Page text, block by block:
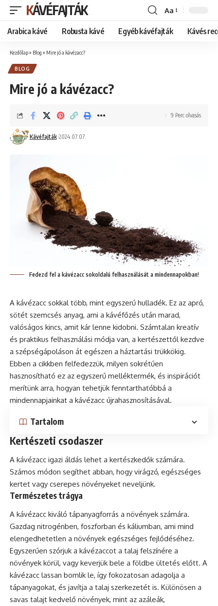
KÁVÉFAJTÁK
Font
Resizer
Aa
Arabica kávé Robusta kávé Egyéb kávéfajták Kávés
Kezdőlap» Blog » Mire jó a kávézacc?
BLOG
Mire jó a kávézacc?
Kávéfajták 2024.07.07.
9 Perc olvasás
Fedezd fel a kávézacc sokoldalú felhasználását a mindennapokban!
A kávézacc sokkal több, mint egyszerű hulladék. Ez az apró,
sötét szemcsés anyag, ami a kávéfőzés után marad,
valóságos kincs, amit kár lenne kidobni. Számtalan kreatív
és praktikus felhasználási módja van, a kertészettől kezdve
a szépségápoláson át egészen a háztartási trükkökig.
Ebben a cikkben felfedezzük, milyen sokrétűen
hasznosítható ez az egyszerű melléktermék, és inspirációt
merítünk arra, hogyan tehetjük fenntarthatóbbá a
mindennapjainkat a kávézacc újrahasznosításával.
Tartalom
Kertészeti csodaszer
A kávézacc igazi áldás lehet a kertészkedők számára.
Számos módon segíthet abban, hogy virágzó, egészséges
kertet vagy cserepes növényeket neveljünk.
Természetes trágya
A kávézacc kiváló tápanyagforrás a növények számára.
Gazdag nitrogénben, foszforban és káliumban, ami mind
elengedhetetlen a növények egészséges fejlődéséhez.
Egyszerűen szórjuk a kávézaccot a talaj felszínére a
növények körül, vagy keverjük bele a földbe ültetés előtt. A
kávézacc lassan bomlik le, így fokozatosan adagolja a
tápanyagokat, és javítja a talaj szerkezetét is. Különösen a
savas talajt kedvelő növények, mint az azáleák,